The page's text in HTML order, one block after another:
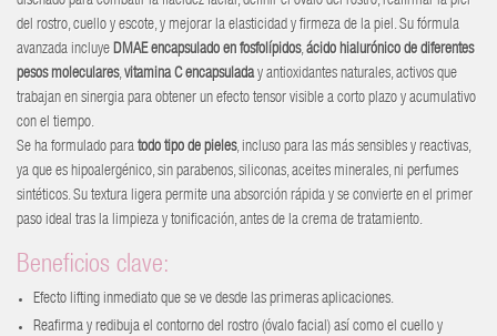
del rostro, cuello y escote, y mejorar la elasticidad y firmeza de la piel. Su fórmula
avanzada incluye DMAE encapsulado en fosfolípidos,ácido hialurónico de diferentes
pesos moleculares,vitamina C encapsuladay antioxidantes naturales, activos que
trabajan en sinergia para obtener un efecto tensor visible a corto plazo y acumulativo
con el tiempo.
Se ha formulado para todo tipo de pieles, incluso para las más sensibles y reactivas,
ya que es hipoalergénico, sin parabenos, siliconas, aceites minerales, ni perfumes
sintéticos. Su textura ligera permite una absorción rápida y se convierte en el primer
paso ideal tras la limpieza y tonificación, antes de la crema de tratamiento.
Beneficios clave:
Efecto lifting inmediato que se ve desde las primeras aplicaciones.
Reafirma y redibuja el contorno del rostro (óvalo facial) así como el cuello y